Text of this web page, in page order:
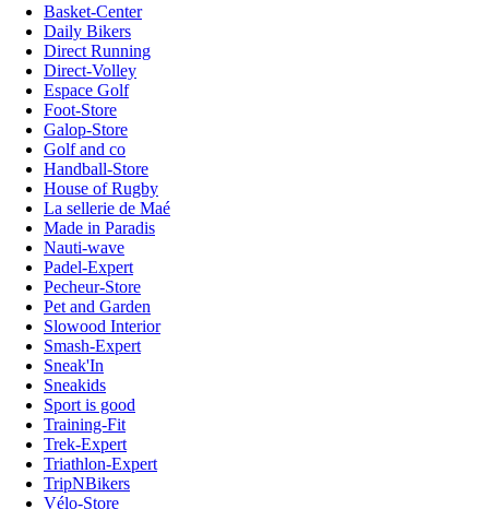
Basket-Center
Daily Bikers
Direct Running
Direct-Volley
Espace Golf
Foot-Store
Galop-Store
Golf and co
Handball-Store
House of Rugby
La sellerie de Maé
Made in Paradis
Nauti-wave
Padel-Expert
Pecheur-Store
Pet and Garden
Slowood Interior
Smash-Expert
Sneak'In
Sneakids
Sport is good
Training-Fit
Trek-Expert
Triathlon-Expert
TripNBikers
Vélo-Store